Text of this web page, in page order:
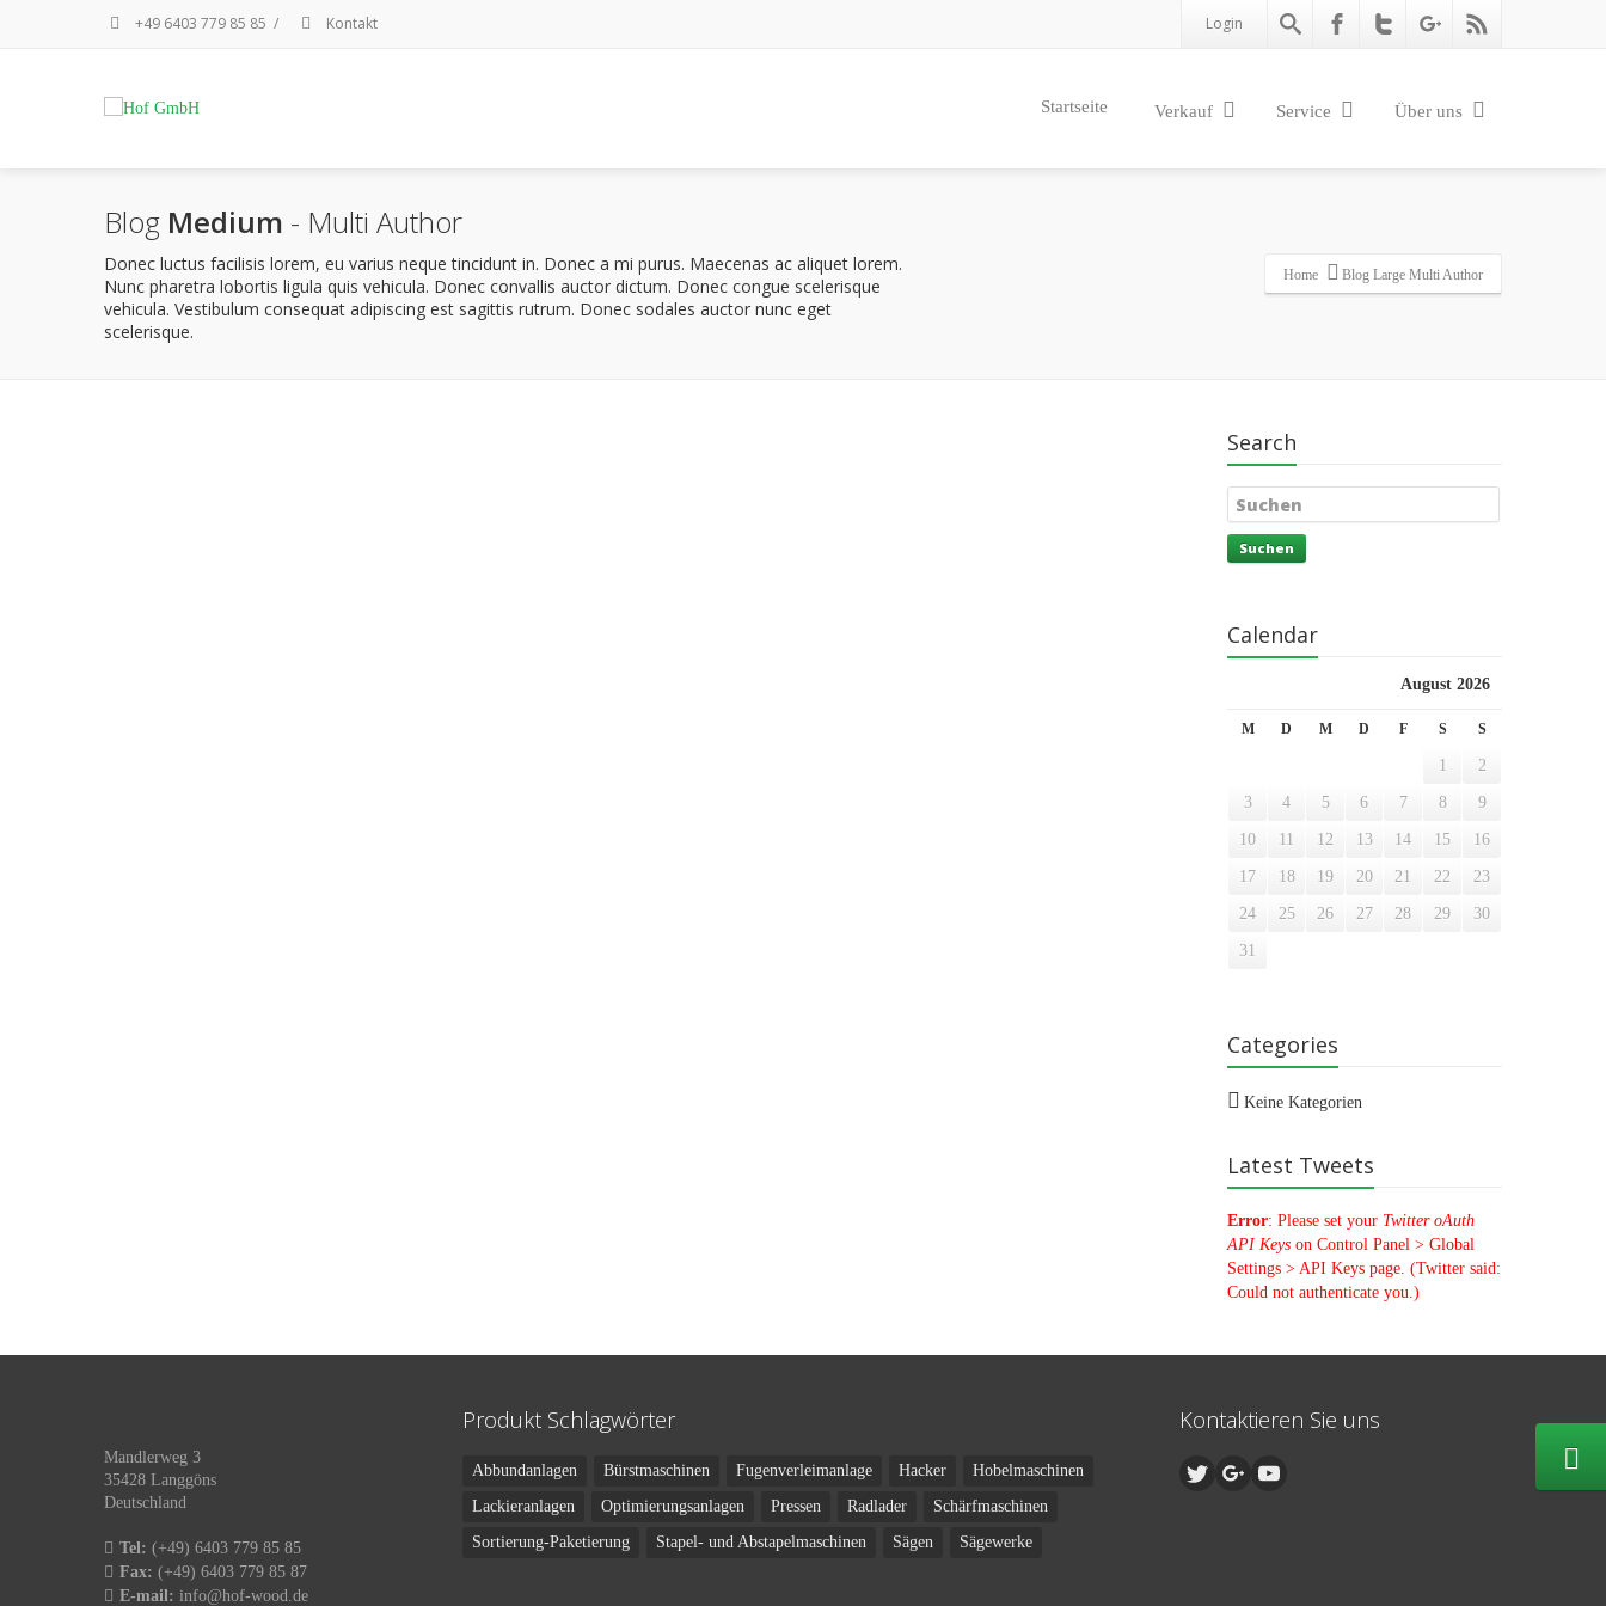
+49 6403 779 85 85 / Kontakt Login
Startseite Verkauf Service Über uns
Blog Medium - Multi Author
Donec luctus facilisis lorem, eu varius neque tincidunt in. Donec a mi purus. Maecenas ac aliquet lorem.
Nunc pharetra lobortis ligula quis vehicula. Donec convallis auctor dictum. Donec congue scelerisque
vehicula. Vestibulum consequat adipiscing est sagittis rutrum. Donec sodales auctor nunc eget
scelerisque.
Home Blog Large Multi Author
Search
Suchen
Calendar
August 2026
M D M D F S S
1 2
3 4 5 6 7 8 9
10 11 12 13 14 15 16
17 18 19 20 21 22 23
24 25 26 27 28 29 30
31
Categories
Keine Kategorien
Latest Tweets
Error: Please set your Twitter oAuth
API Keys on Control Panel > Global
Settings > API Keys page. (Twitter said:
Could not authenticate you.)
Mandlerweg 3
35428 Langgöns
Deutschland
Tel: (+49) 6403 779 85 85
Fax: (+49) 6403 779 85 87
E-mail: info@hof-wood.de
Produkt Schlagwörter
Abbundanlagen Bürstmaschinen Fugenverleimanlage Hacker
Hobelmaschinen
Lackieranlagen
Optimierungsanlagen Pressen Radlader
Schärfmaschinen
Sortierung-Paketierung
Stapel- und Abstapelmaschinen Sägen Sägewerke
Kontaktieren Sie uns